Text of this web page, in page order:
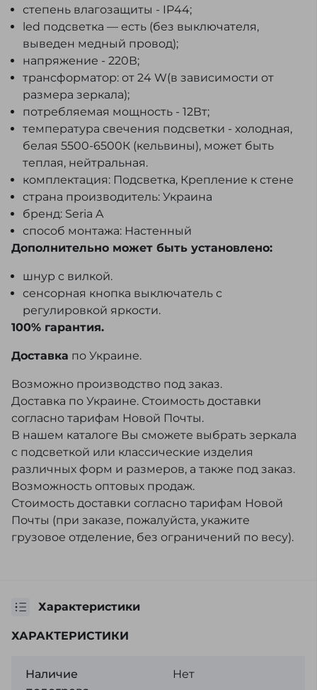
степень влагозащиты - IP44;
led подсветка — есть (без выключателя,
выведен медный провод);
напряжение - 220В;
трансформатор: от 24 W(в зависимости от
размера зеркала);
потребляемая мощность - 12Вт;
температура свечения подсветки - холодная,
белая 5500-6500К (кельвины), может быть
теплая, нейтральная.
комплектация: Подсветка, Крепление к стене
страна производитель: Украина
бренд: Seria A
способ монтажа: Настенный
Дополнительно может быть установлено:
шнур с вилкой.
сенсорная кнопка выключатель с
регулировкой яркости.
100% гарантия.
Доставка по Украине.
Возможно производство под заказ.
Доставка по Украине. Стоимость доставки
согласно тарифам Новой Почты.
В нашем каталоге Вы сможете выбрать зеркала
с подсветкой или классические изделия
различных форм и размеров, а также под заказ.
Возможность оптовых продаж.
Стоимость доставки согласно тарифам Новой
Почты (при заказе, пожалуйста, укажите
грузовое отделение, без ограничений по весу).
Характеристики
ХАРАКТЕРИСТИКИ
Наличие
Нет